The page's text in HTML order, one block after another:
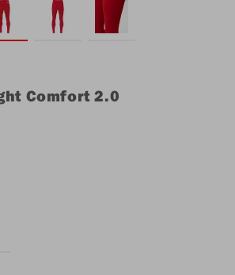
Comfort 2.0